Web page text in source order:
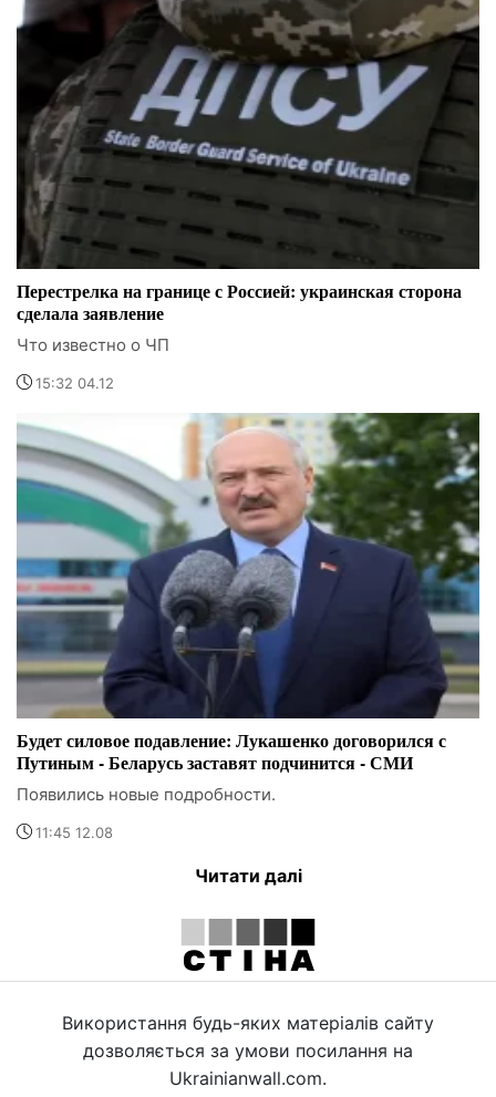
Перестрелка на границе с Россией: украинская сторона
сделала заявление
Что известно о ЧП
15:32 04.12
Будет силовое подавление: Лукашенко договорился с
Путиным - Беларусь заставят подчинится - СМИ
Появились новые подробности.
11:45 12.08
Читати далі
Використання будь-яких матеріалів сайту
дозволяється за умови посилання на
Ukrainianwall.com.